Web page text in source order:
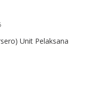
oleh
Unit Pelaksana